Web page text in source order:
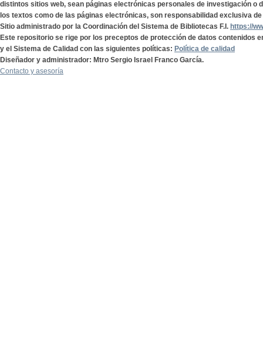
distintos sitios web, sean páginas electrónicas personales de investigación o
los textos como de las páginas electrónicas, son responsabilidad exclusiva
Sitio administrado por la Coordinación del Sistema de Bibliotecas F.I. https://
Este repositorio se rige por los preceptos de protección de datos contenidos
y el Sistema de Calidad con las siguientes políticas: Política de calidad
Diseñador y administrador: Mtro Sergio Israel Franco García.
Contacto y asesoría